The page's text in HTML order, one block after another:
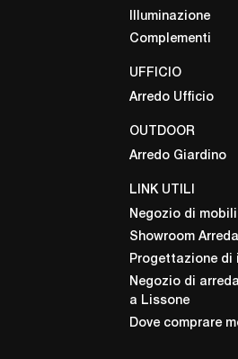
Illuminazione
Complementi
UFFICIO
Arredo Ufficio
OUTDOOR
Arredo Giardino
LINK UTILI
Negozio di
Showroom
Progettazione di
Negozio di
a Lissone
Dove comprare